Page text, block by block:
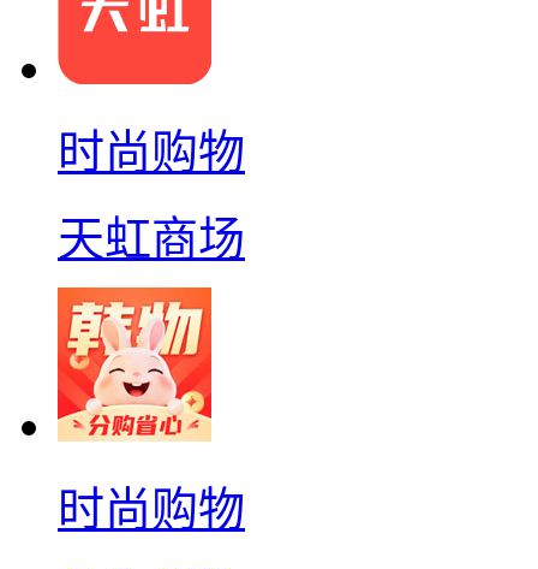
时尚购物
天虹商场
时尚购物